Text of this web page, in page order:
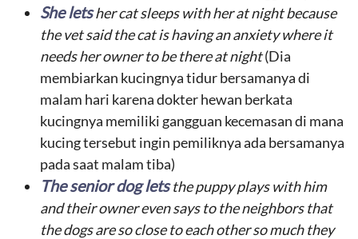
She letsher cat sleeps with her at night because
the vet said the cat is having an anxiety where it
needs her owner to be there at night(Dia
membiarkan kucingnya tidur bersamanya di
malam hari karena dokter hewan berkata
kucingnya memiliki gangguan kecemasan di mana
kucing tersebut ingin pemiliknya ada bersamanya
pada saat malam tiba)
The senior dog letsthe puppy plays with him
and their owner even says to the neighbors that
the dogs are so close to each other so much they